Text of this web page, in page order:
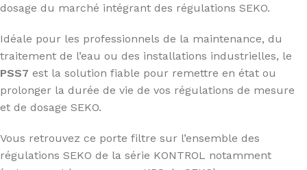
dosage du marché intégrant des régulations SEKO.
Idéale pour les professionnels de la maintenance, du
traitement de l’eau ou des installations industrielles, le
PSS7 est la solution fiable pour remettre en état ou
prolonger la durée de vie de vos régulations de mesure
et de dosage SEKO.
Vous retrouvez ce porte filtre sur l’ensemble des
régulations SEKO de la série KONTROL notamment